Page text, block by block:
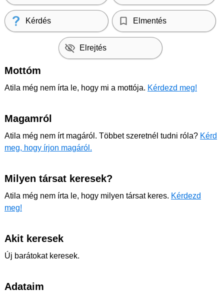
Kérdés Elmentés
Elrejtés
Mottóm
Atila még nem írta le, hogy mi a mottója. Kérdezd meg!
Magamról
Atila még nem írt magáról. Többet szeretnél tudni róla? Kérd
meg, hogy írjon magáról.
Milyen társat keresek?
Atila még nem írta le, hogy milyen társat keres. Kérdezd
meg!
Akit keresek
Új barátokat keresek.
Adataim